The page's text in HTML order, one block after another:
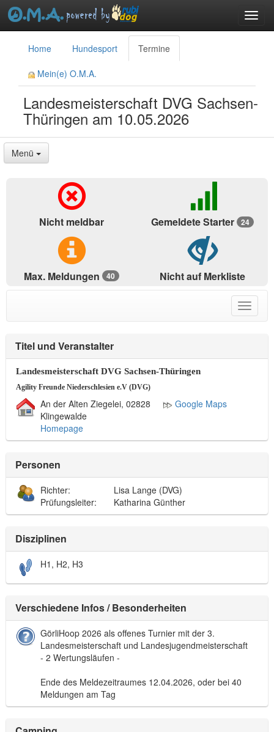
Home Hundesport Termine
Mein(e) O.M.A.
Landesmeisterschaft DVG Sachsen-
Thüringen am 10.05.2026
Menü
Nicht meldbar Gemeldete Starter 24
Max. Meldungen 40 Nicht auf Merkliste
Toggle
Titel und Veranstalter
Landesmeisterschaft DVG Sachsen-Thüringen
Agility Freunde Niederschlesien e.V (DVG)
An der Alten Ziegelei, 02828
Klingewalde
Homepage
Google Maps
Personen
Richter:
Prüfungsleiter:
Lisa Lange (DVG)
Katharina Günther
Disziplinen
H1, H2, H3
Verschiedene Infos / Besonderheiten
GörliHoop 2026 als offenes Turnier mit der 3.
Landesmeisterschaft und Landesjugendmeisterschaft
- 2 Wertungsläufen -
Ende des Meldezeitraumes 12.04.2026, oder bei 40
Meldungen am Tag